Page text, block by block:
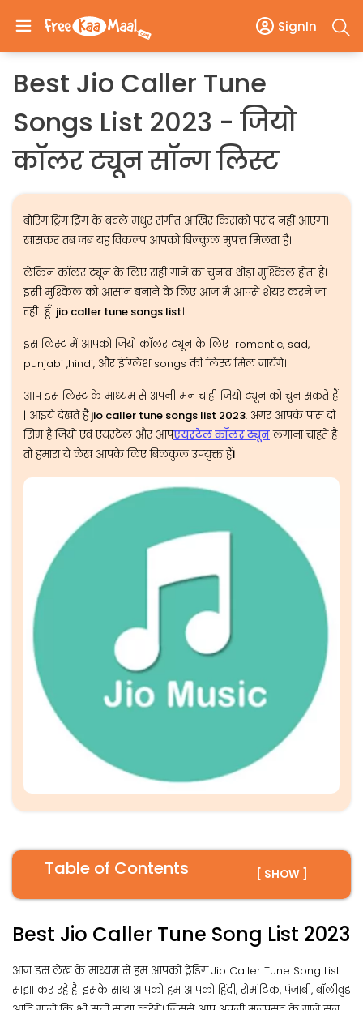
SignIn
Best Jio Caller Tune
Songs List 2023 - जियो
कॉलर ट्यून सॉन्ग लिस्ट
बोरिंग ट्रिंग ट्रिंग के बदले मधुर संगीत आखिर किसको पसंद नहीं आएगा।
खासकर तब जब यह विकल्प आपको बिल्कुल मुफ्त मिलता है।
लेकिन कॉलर ट्यून के लिए सही गाने का चुनाव थोड़ा मुश्किल होता है।
इसी मुश्किल को आसान बनाने के लिए आज मै आपसे शेयर करने जा
रही हूँ jio caller tune songs list।
इस लिस्ट में आपको जियो कॉलर ट्यून के लिए romantic, sad,
punjabi ,hindi, और इंग्लिश songs की लिस्ट मिल जायेंगे।
आप इस लिस्ट के माध्यम से अपनी मन चाही जियो ट्यून को चुन सकते हैं
| आइये देखते हैjio caller tune songs list 2023. अगर आपके पास दो
सिम है जियो एवं एयरटेल और आपएयरटेल कॉलर ट्यूनलगाना चाहते है
तो हमारा ये लेख आपके लिए बिलकुल उपयुक्त हैं।
Table of Contents [ SHOW ]
Best Jio Caller Tune Song List 2023
आज इस लेख के माध्यम से हम आपको ट्रेंडिंग Jio Caller Tune Song List
साझा कर रहे है। इसके साथ आपको हम आपको हिंदी, रोमांटिक, पंजाबी, बॉलीवुड